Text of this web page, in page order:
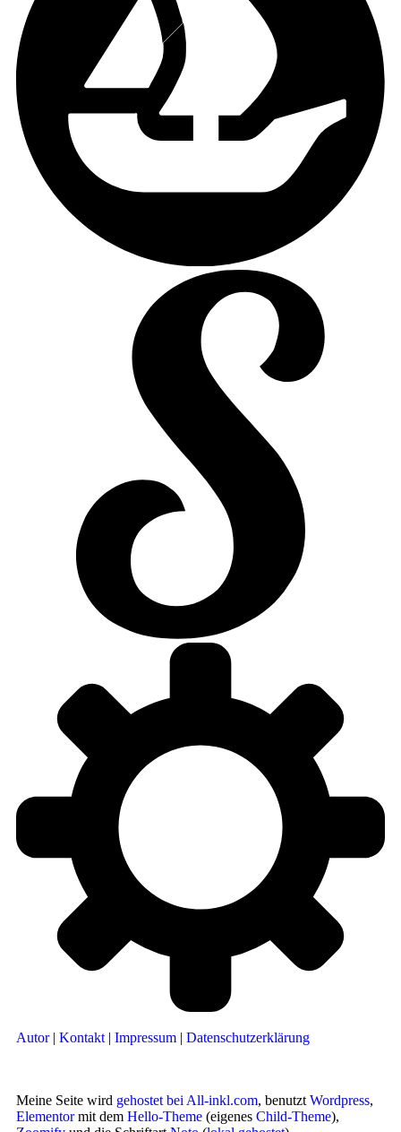
Autor| Kontakt | Impressum | Datenschutzerklärung
Meine Seite wird gehostet bei All-inkl.com, benutzt Wordpress,
Elementormit dem Hello-Theme (eigenes Child-Theme),